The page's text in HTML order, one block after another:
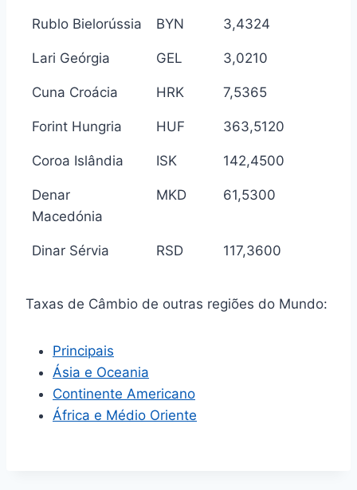
Rublo Bielorússia BYN 3,4324
Lari Geórgia GEL 3,0210
Cuna Croácia HRK 7,5365
Forint Hungria HUF 363,5120
Coroa Islândia ISK 142,4500
Denar
Macedónia
MKD 61,5300
Dinar Sérvia RSD 117,3600
Taxas de Câmbio de outras regiões do Mundo:
Principais
Ásia e Oceania
Continente Americano
África e Médio Oriente